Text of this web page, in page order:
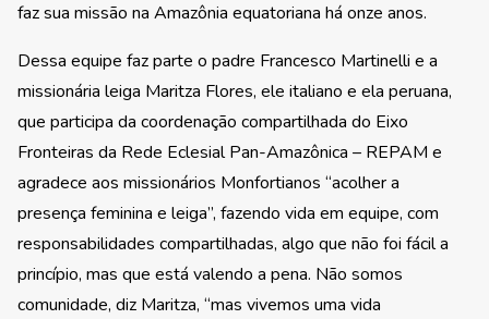
faz sua missão na Amazônia equatoriana há onze anos.
Dessa equipe faz parte o padre Francesco Martinelli e a
missionária leiga Maritza Flores, ele italiano e ela peruana,
que participa da coordenação compartilhada do Eixo
Fronteiras da Rede Eclesial Pan-Amazônica – REPAM e
agradece aos missionários Monfortianos “acolher a
presença feminina e leiga”, fazendo vida em equipe, com
responsabilidades compartilhadas, algo que não foi fácil a
princípio, mas que está valendo a pena. Não somos
comunidade, diz Maritza, “mas vivemos uma vida